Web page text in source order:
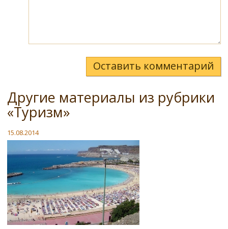
Оставить комментарий
Другие материалы из рубрики
«Туризм»
15.08.2014